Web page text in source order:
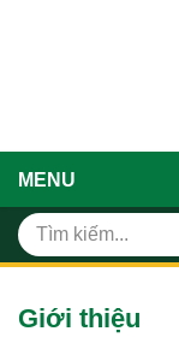
MENU
Giới thiệu